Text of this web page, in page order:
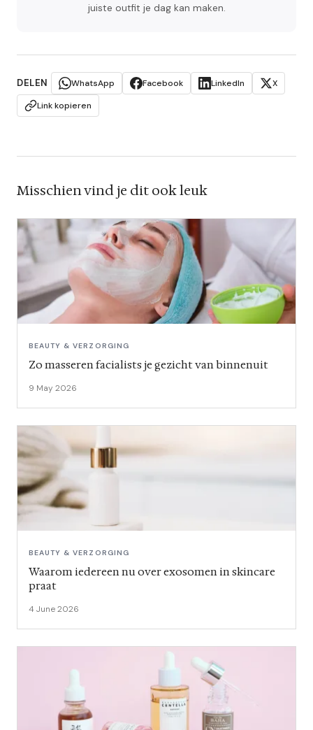
juiste outfit je dag kan maken.
DELEN WhatsApp Facebook LinkedIn
X
Link kopieren
Misschien vind je dit ook leuk
BEAUTY & VERZORGING
Zo masseren facialists je gezicht van binnenuit
9 May 2026
BEAUTY & VERZORGING
Waarom iedereen nu over exosomen in skincare
praat
4 June 2026